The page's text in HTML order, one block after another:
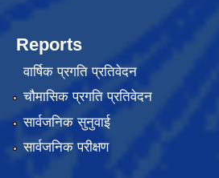
Reports
वार्षिक प्रगति प्रतिवेदन
चौमासिक प्रगति प्रतिवेदन
सार्वजनिक सुनुवाई
सार्वजनिक परीक्षण